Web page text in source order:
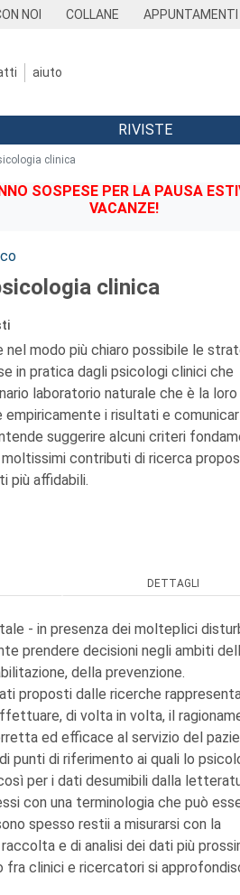
NOI COLLANE APPUNTAMENTI
aiuto
RIVISTE
clinica
SOSPESE PER LA PAUSA
VACANZE!
clinica
nel modo più chiaro possibile le
in pratica dagli psicologi clinici che
laboratorio naturale che è la loro
i risultati e
suggerire alcuni criteri
contributi di ricerca
più affidabili.
DETTAGLI
- in presenza dei molteplici
prendere decisioni negli ambiti
della prevenzione.
proposti dalle ricerche
di volta in volta, il
ed efficace al servizio del
punti di riferimento ai quali lo
per i dati desumibili dalla
con una terminologia che può
spesso restii a misurarsi con la
e di analisi dei dati più
fra clinici e ricercatori si